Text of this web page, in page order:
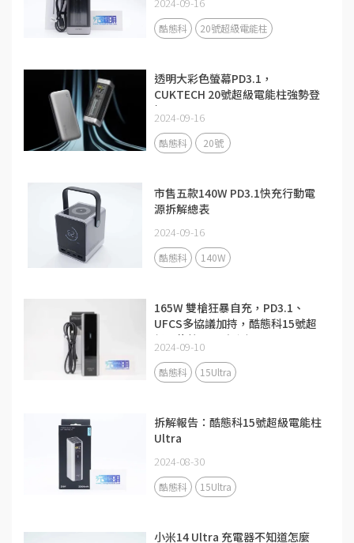
酷態科 20號超級電能柱
透明大彩色螢幕PD3.1，
CUKTECH 20號超級電能柱強勢登
場
2024-09-16
酷態科 20號
市售五款140W PD3.1快充行動電
源拆解總表
2024-09-16
酷態科 140W
165W 雙槍狂暴自充，PD3.1、
UFCS多協議加持，酷態科15號超
級電能柱Ultra評測
2024-09-10
酷態科 15Ultra
拆解報告：酷態科15號超級電能柱
Ultra
2024-08-30
酷態科 15Ultra
小米14 Ultra 充電器不知道怎麼